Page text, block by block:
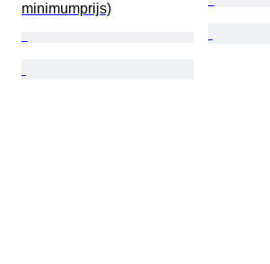
minimumprijs)